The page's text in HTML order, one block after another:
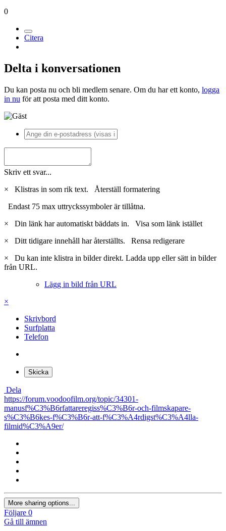
0
Citera
Delta i konversationen
Du kan posta nu och bli medlem senare. Om du har ett konto, logga
in nu för att posta med ditt konto.
Skriv ett svar...
×
Klistras in som rik text. Återställ formatering
Endast 75 max uttryckssymboler är tillåtna.
×
Din länk har automatiskt bäddats in. Visa som länk istället
×
Ditt tidigare innehåll har återställts. Rensa redigerare
×
Du kan inte klistra in bilder direkt. Ladda upp eller sätt in bilder
från URL.
Lägg in bild från URL
×
Skrivbord
Surfplatta
Telefon
Skicka
Dela
https://forum.voodoofilm.org/topic/34301-
manusf%C3%B6rfattareregiss%C3%B6r-och-filmskapare-
s%C3%B6kes-f%C3%B6r-att-f%C3%A4rdigst%C3%A4lla-
filmid%C3%A9er/
More sharing options...
Följare 0
Gå till ämnen